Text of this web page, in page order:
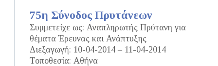
75η Σύνοδος Πρυτάνεων
Συμμετείχε ως: Αναπληρωτής Πρύτανη για
θέματα Έρευνας και Ανάπτυξης
Διεξαγωγή: 10-04-2014 – 11-04-2014
Τοποθεσία: Αθήνα